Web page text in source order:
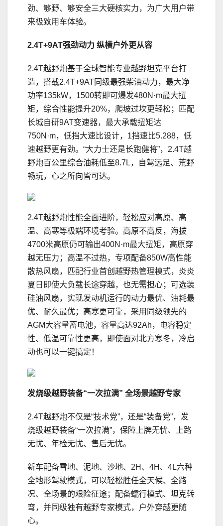
劲、够野、够安全三大硬核实力，为广大用户带
来极致用车体验。
2.4T+9AT强劲动力 纵横户外更从容
2.4T越野炮基于全球智能专业越野坦克平台打
造，搭载2.4T+9AT同级最强柴油动力，最大净
功率135kW，1500转即可爆发480N·m最大扭
矩，综合性能提升20%，爬坡过坎更轻松；匹配
长城自研9AT变速器，最大承载扭矩达
750N·m，低挡大速比设计，1挡速比5.288，低
速越野更有劲。“大力士还是长跑健将”，2.4T越
野炮百公里综合油耗低至8.7L，自驾远足、荒野
畅玩，心之所向皆可达。
2.4T越野炮性能全面进阶，轻松应对高原、高
温、高寒等极端环境考验。高原不高反，海拔
4700米高原仍可输出400N·m最大扭矩，高原穿
越无压力；高温不过热，专项配备850W高性能
散热风扇，匹配行业首创越野热管理模式，炎炎
夏日即使大负载长途穿越，也无需担心；可选装
硅油风扇，实现发动机运行的动力最优、油耗最
优、耐久最优；高寒更可靠，采用同级领先的
AGM大容量蓄电池，容量高达92Ah，电容稳定
性、低温可靠性更高，即使面对北方寒冬，冷启
动也可以一键搞定！
发烧级越野装备“一次拉满” 全场景越野专家
2.4T越野炮不仅是“技术党”，还是“装备党”，发
烧级越野装备“一次拉满”，保障上牌无忧、上路
无忧、年检无忧、售后无忧。
新车配备雪地、泥地、沙地、2H、4H、4L六种
全地形驾驶模式，可以轻松胜任全天候、全路
况、全场景的艰险征途；配备蠕行模式、坦克转
弯，并同级独有越野专家模式，户外穿越更随
心。